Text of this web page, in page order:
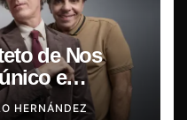
de Nos
e
Arena
HERNÁNDEZ